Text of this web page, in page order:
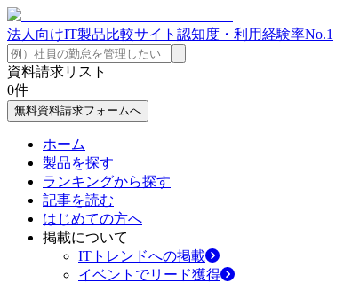
法人向けIT製品比較サイト 認知度・利用経験率No.1
資料請求リスト
0件
無料資料請求フォームへ
ホーム
製品を探す
ランキングから探す
記事を読む
はじめての方へ
掲載について
ITトレンドへの掲載
イベントでリード獲得